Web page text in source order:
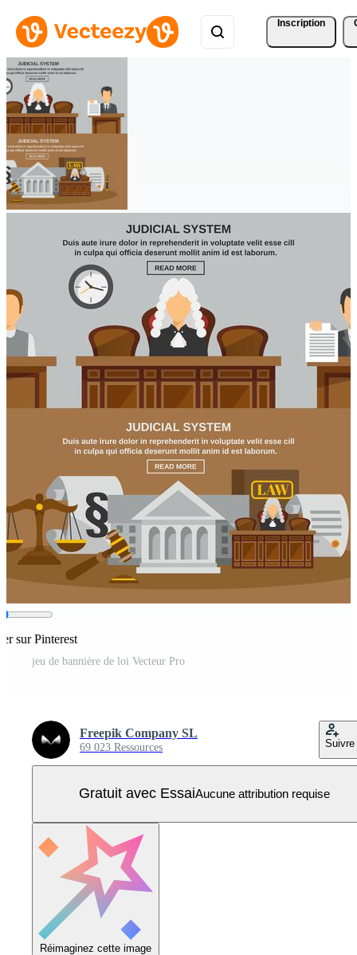
Inscription
sur Pinterest
jeu de bannière de loi Vecteur Pro
Freepik Company SL
69 023 Ressources Suivre
Gratuit avec EssaiAucune attribution requise
Réimaginez cette image